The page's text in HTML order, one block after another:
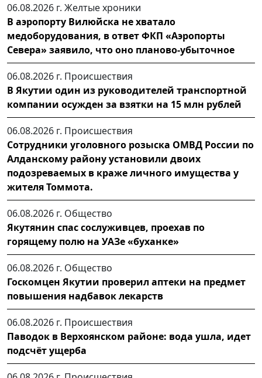
06.08.2026 г. Желтые хроники
В аэропорту Вилюйска не хватало
медоборудования, в ответ ФКП «Аэропорты
Севера» заявило, что оно планово-убыточное
06.08.2026 г. Происшествия
В Якутии один из руководителей транспортной
компании осужден за взятки на 15 млн рублей
06.08.2026 г. Происшествия
Сотрудники уголовного розыска ОМВД России по
Алданскому району установили двоих
подозреваемых в краже личного имущества у
жителя Томмота.
06.08.2026 г. Общество
Якутянин спас сослуживцев, проехав по
горящему полю на УАЗе «буханке»
06.08.2026 г. Общество
Госкомцен Якутии проверил аптеки на предмет
повышения надбавок лекарств
06.08.2026 г. Происшествия
Паводок в Верхоянском районе: вода ушла, идет
подсчёт ущерба